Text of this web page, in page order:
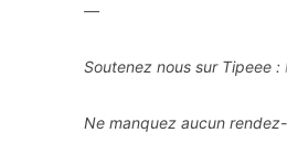
—
Soutenez nous sur Tipeee :
Ne manquez aucun